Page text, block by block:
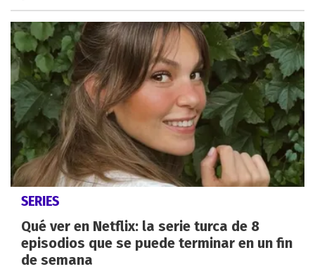
SERIES
Qué ver en Netflix: la serie turca de 8
episodios que se puede terminar en un fin
de semana